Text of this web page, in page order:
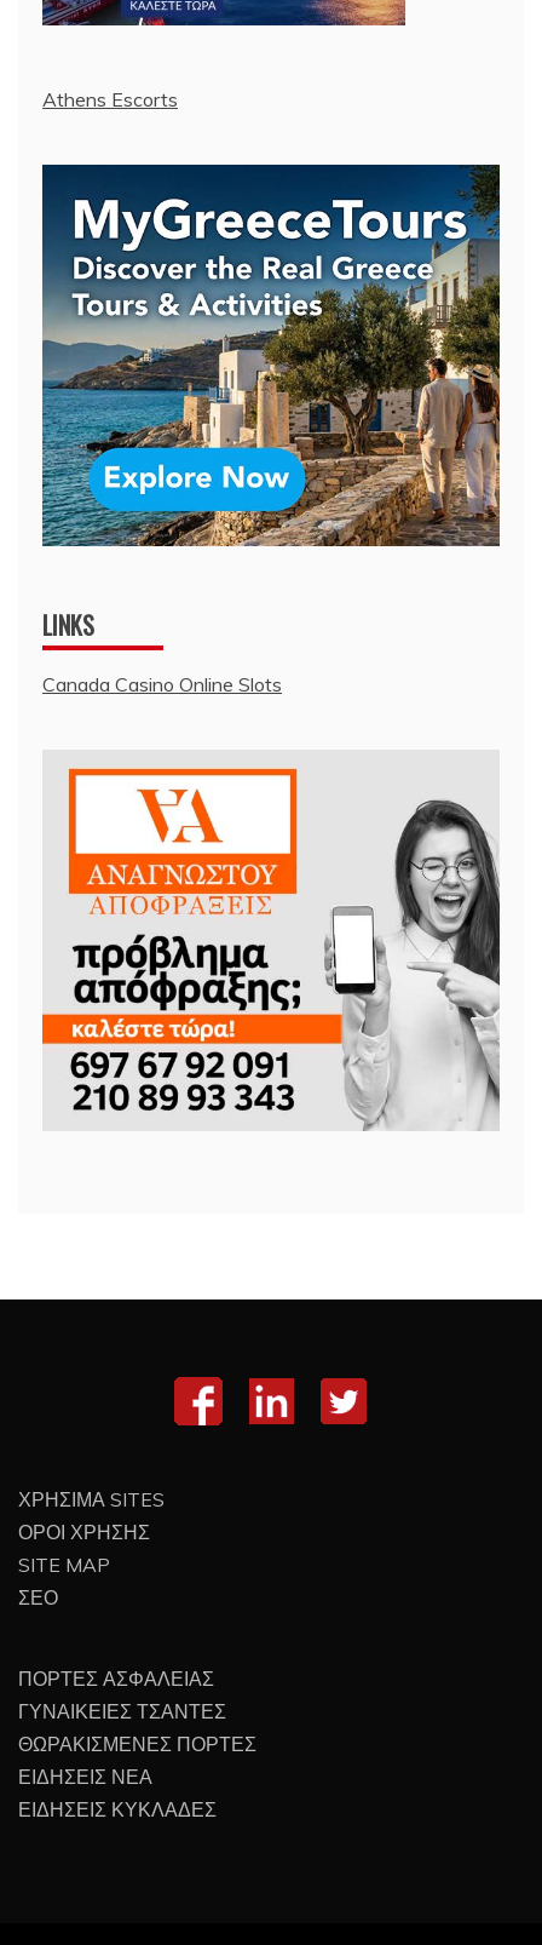
Athens Escorts
LINKS
Canada Casino Online Slots
ΧΡΗΣΙΜΑ SITES
ΟΡΟΙ ΧΡΗΣΗΣ
SITE MAP
ΣΕΟ
ΠΟΡΤΕΣ ΑΣΦΑΛΕΙΑΣ
ΓΥΝΑΙΚΕΙΕΣ ΤΣΑΝΤΕΣ
ΘΩΡΑΚΙΣΜΕΝΕΣ ΠΟΡΤΕΣ
ΕΙΔΗΣΕΙΣ ΝΕΑ
ΕΙΔΗΣΕΙΣ ΚΥΚΛΑΔΕΣ